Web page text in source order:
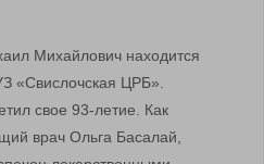
Михайлович находится
«Свислочская ЦРБ».
свое 93-летие. Как
врач Ольга Басалай,